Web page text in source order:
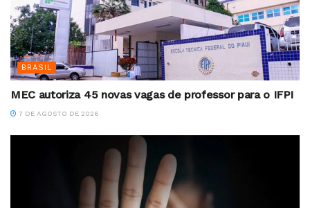
BRASIL
MEC autoriza 45 novas vagas de professor para o IFPI
7 DE AGOSTO DE 2026